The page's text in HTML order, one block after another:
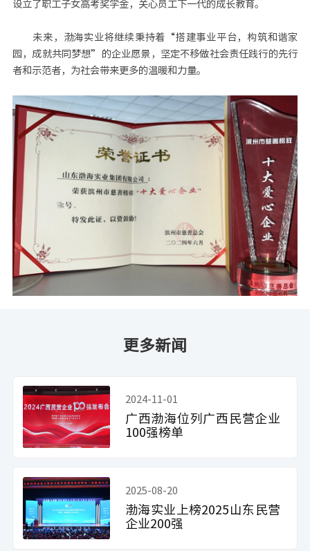
设立了职工子女高考奖学金，关心员工下一代的成长教育。
未来，渤海实业将继续秉持着“搭建事业平台，构筑和谐家
园，成就共同梦想”的企业愿景，坚定不移做社会责任践行的先行
者和示范者，为社会带来更多的温暖和力量。
更多新闻
2024-11-01
广西渤海位列广西民营企业
100强榜单
2025-08-20
渤海实业上榜2025山东民营
企业200强